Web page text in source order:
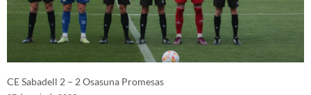
CE Sabadell 2 – 2 Osasuna Promesas